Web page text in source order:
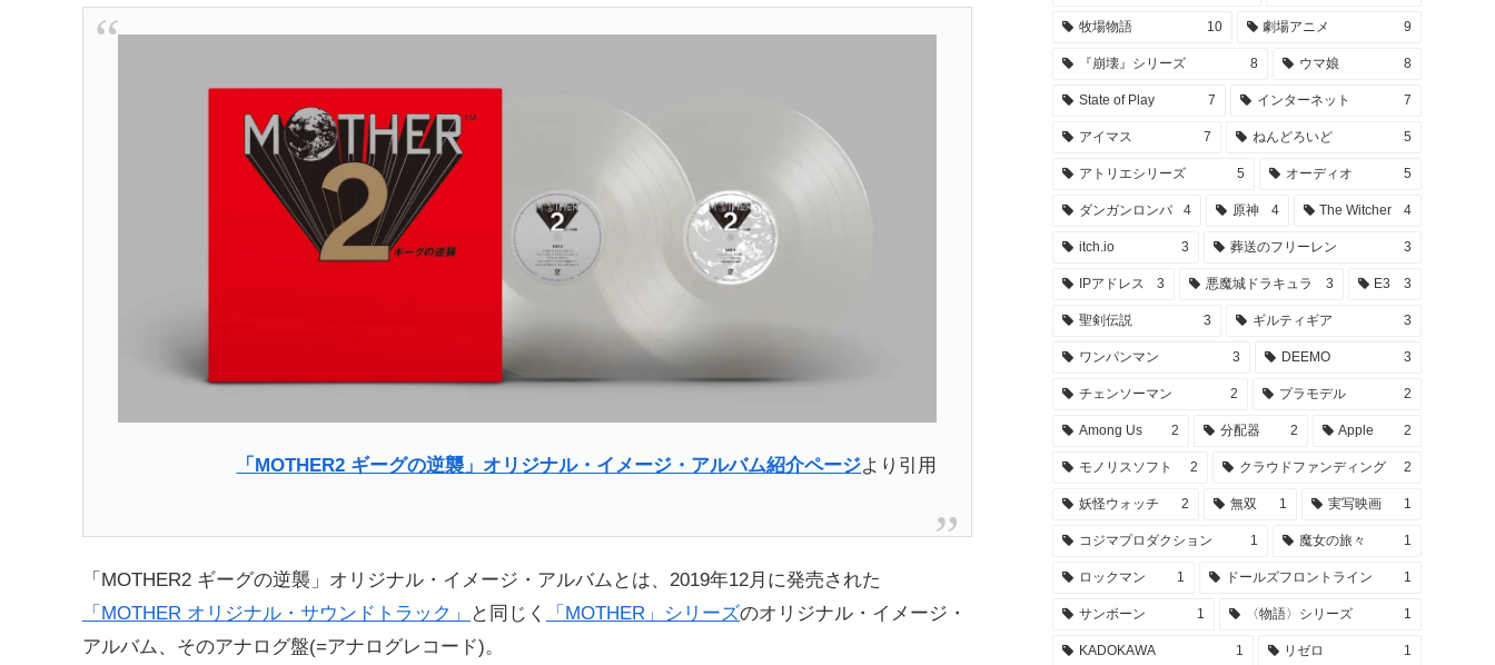
「MOTHER2 ギーグの逆襲」オリジナル・イメージ・アルバム紹介ページより引用
「MOTHER2 ギーグの逆襲」オリジナル・イメージ・アルバムとは、2019年12月に発売された
「MOTHER オリジナル・サウンドトラック」
と同じく 「MOTHER」シリーズのオリジナル・イメージ・
アルバム、そのアナログ盤(=アナログレコード)。
牧場物語 10 劇場アニメ 9
『崩壊』シリーズ 8 ウマ娘 8
State of Play 7 インターネット 7
アイマス 7 ねんどろいど 5
アトリエシリーズ 5 オーディオ 5
ダンガンロンパ 4 原神 4 The Witcher 4
itch.io 3 葬送のフリーレン 3
IPアドレス 3 悪魔城ドラキュラ 3 E3 3
聖剣伝説 3 ギルティギア 3
ワンパンマン 3 DEEMO 3
チェンソーマン 2 プラモデル 2
Among Us 2 分配器 2 Apple 2
モノリスソフト 2 クラウドファンディング 2
妖怪ウォッチ 2 無双 1 実写映画 1
コジマプロダクション 1 魔女の旅々 1
ロックマン 1 ドールズフロントライン 1
サンボーン 1 〈物語〉シリーズ 1
KADOKAWA 1 リゼロ 1